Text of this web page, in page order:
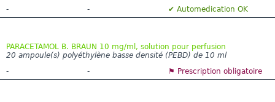
-
- ✔ Automedication OK
PARACETAMOL B. BRAUN 10 mg/ml, solution pour perfusion
20 ampoule(s) polyéthylène basse densité (PEBD) de 10 ml
-
- ⚑ Prescription obligatoire